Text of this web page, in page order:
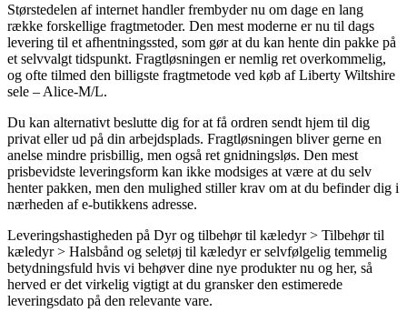
Størstedelen af internet handler frembyder nu om dage en lang
række forskellige fragtmetoder. Den mest moderne er nu til dags
levering til et afhentningssted, som gør at du kan hente din pakke på
et selvvalgt tidspunkt. Fragtløsningen er nemlig ret overkommelig,
og ofte tilmed den billigste fragtmetode ved køb af Liberty Wiltshire
sele – Alice-M/L.
Du kan alternativt beslutte dig for at få ordren sendt hjem til dig
privat eller ud på din arbejdsplads. Fragtløsningen bliver gerne en
anelse mindre prisbillig, men også ret gnidningsløs. Den mest
prisbevidste leveringsform kan ikke modsiges at være at du selv
henter pakken, men den mulighed stiller krav om at du befinder dig i
nærheden af e-butikkens adresse.
Leveringshastigheden på Dyr og tilbehør til kæledyr > Tilbehør til
kæledyr > Halsbånd og seletøj til kæledyr er selvfølgelig temmelig
betydningsfuld hvis vi behøver dine nye produkter nu og her, så
herved er det virkelig vigtigt at du gransker den estimerede
leveringsdato på den relevante vare.